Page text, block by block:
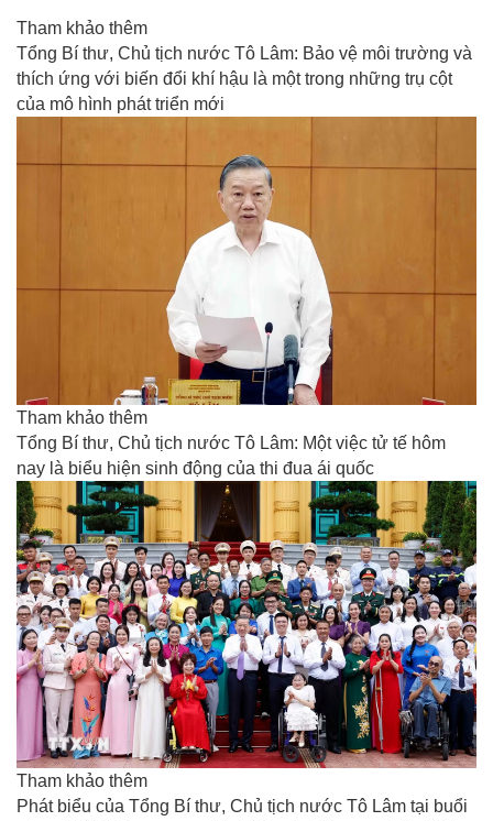
Tham khảo thêm
Tổng Bí thư, Chủ tịch nước Tô Lâm: Bảo vệ môi trường và
thích ứng với biến đổi khí hậu là một trong những trụ cột
của mô hình phát triển mới
Tham khảo thêm
Tổng Bí thư, Chủ tịch nước Tô Lâm: Một việc tử tế hôm
nay là biểu hiện sinh động của thi đua ái quốc
Tham khảo thêm
Phát biểu của Tổng Bí thư, Chủ tịch nước Tô Lâm tại buổi